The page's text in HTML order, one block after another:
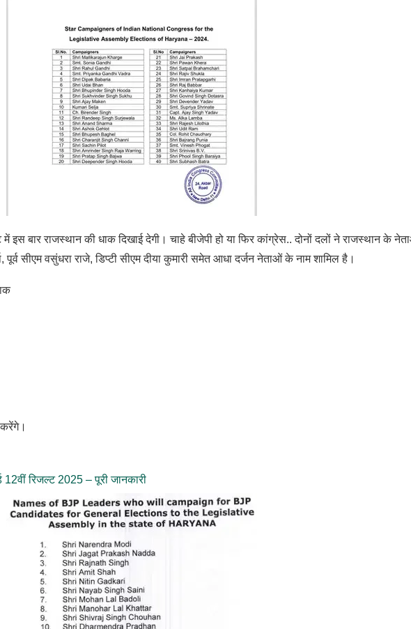
इस बार राजस्थान की धाक दिखाई देगी। चाहे बीजेपी हो या फिर कांग्रेस.. दोनों दलों ने राजस्थान के
सीएम वसुंधरा राजे, डिप्टी सीएम दीया कुमारी समेत आधा दर्जन नेताओं के नाम शामिल है।
करेंगे।
रिजल्ट 2025 – पूरी जानकारी